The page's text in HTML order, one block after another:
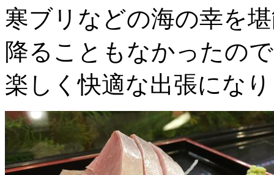
寒ブリなどの海の幸を
降ることもなかったの
楽しく快適な出張にな